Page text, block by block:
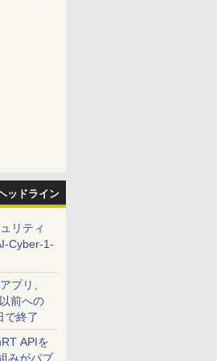
ッドライン
リティ
Cyber-1-
プリ、
前への
で終了
APIを
みがパブ